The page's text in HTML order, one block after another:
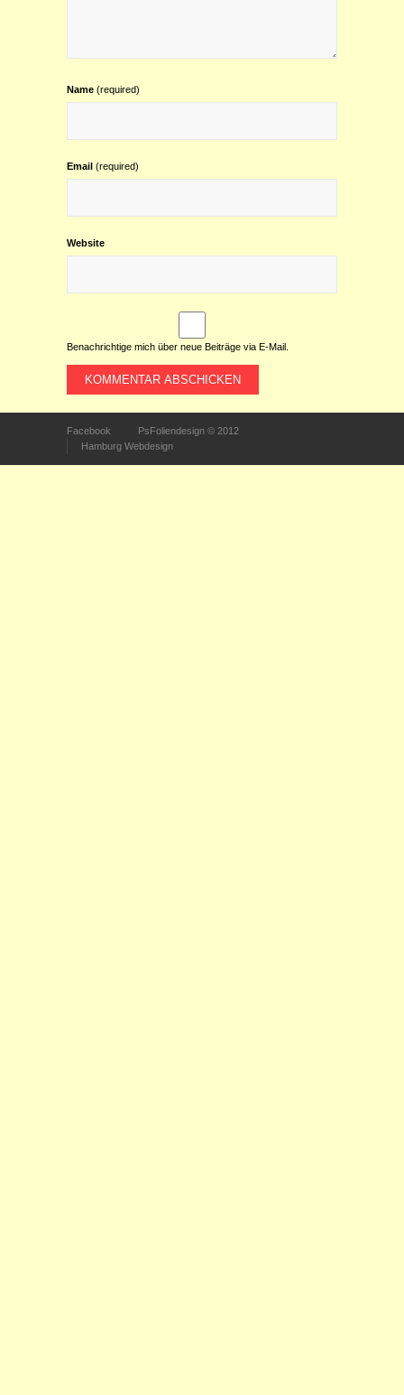
Name (required)
Email (required)
Website
Benachrichtige mich über neue Beiträge via E-Mail.
Facebook
PsFoliendesign © 2012
Hamburg Webdesign